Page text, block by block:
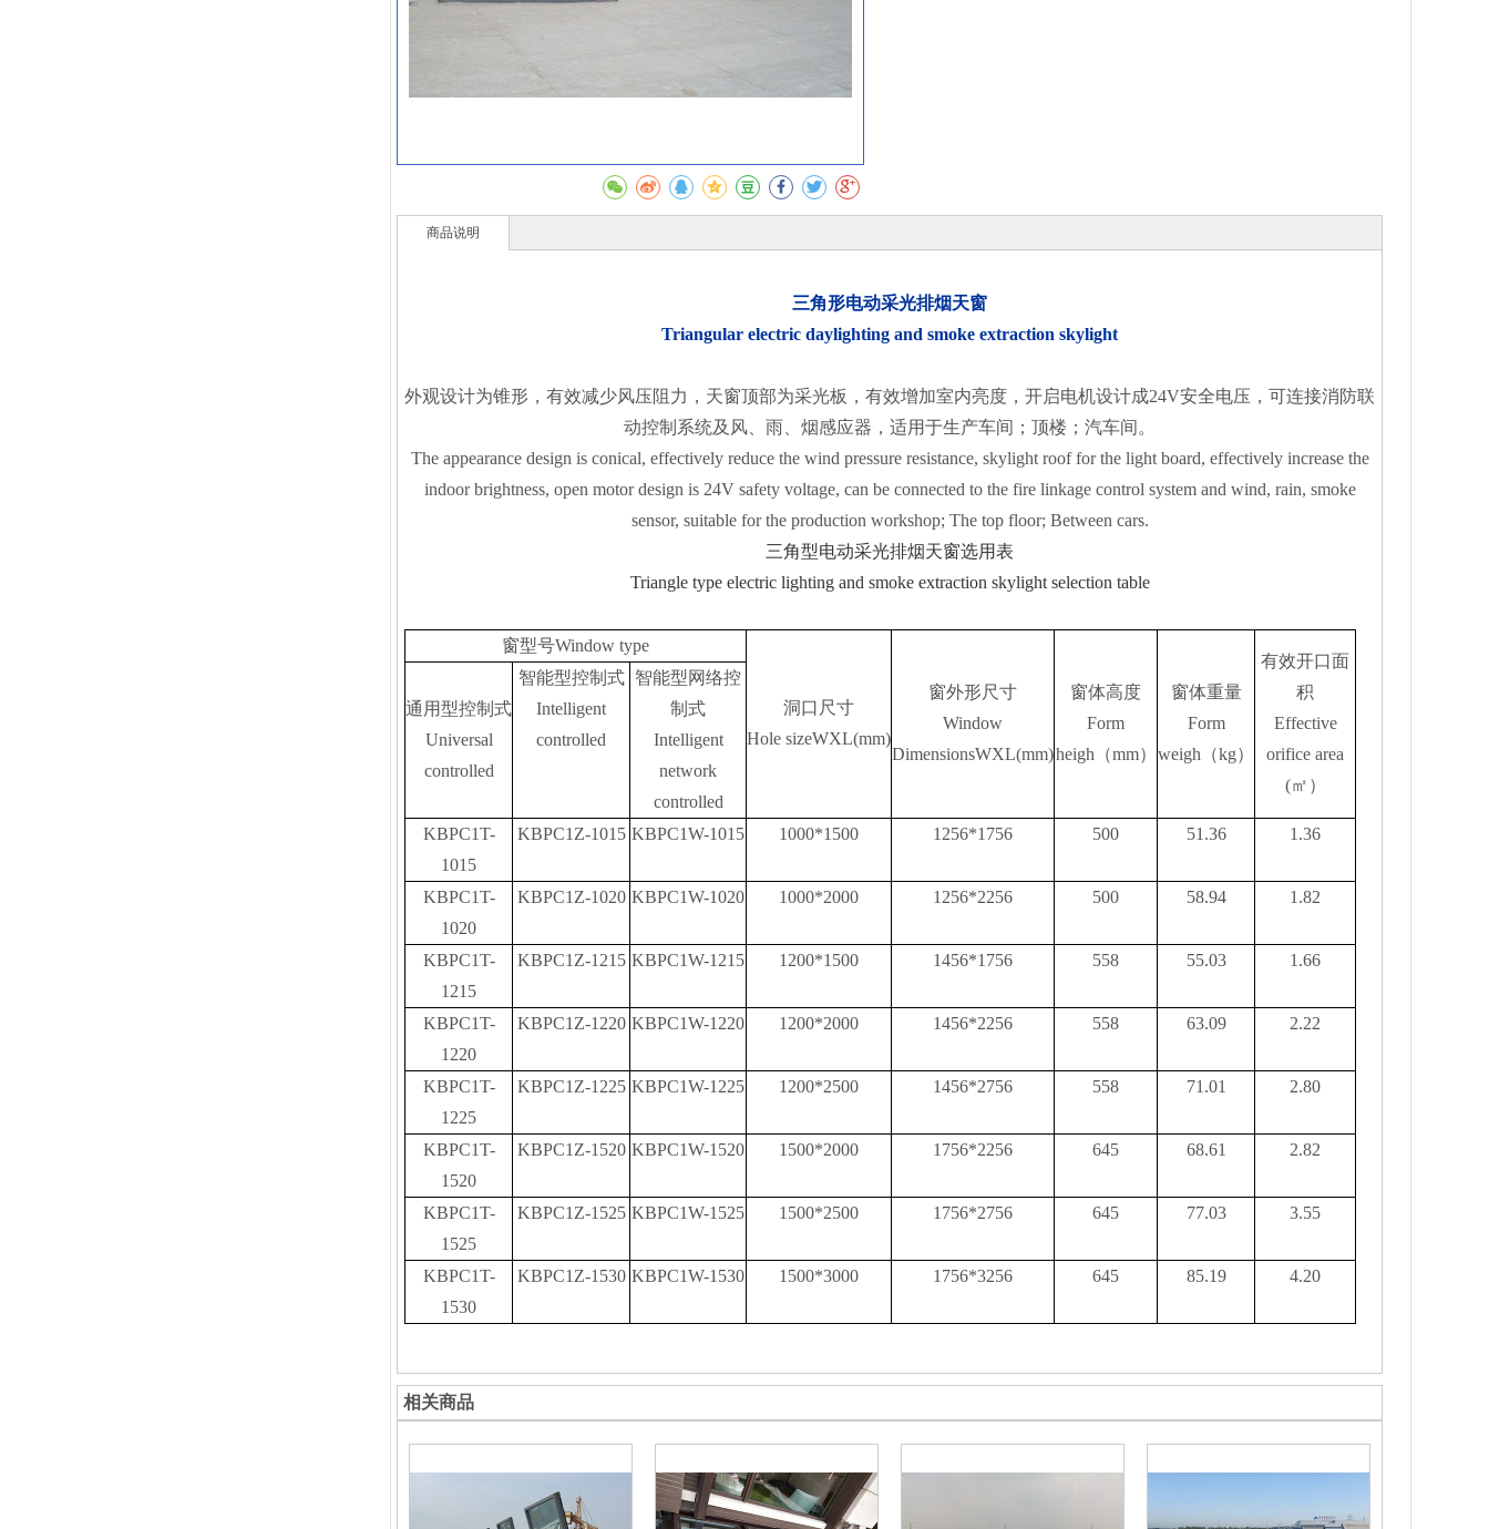
商品说明
三角形电动采光排烟天窗
Triangular electric daylighting and smoke extraction skylight
外观设计为锥形，有效减少风压阻力，天窗顶部为采光板，有效增加室内亮度，开启电机设计成24V安全电压，可连接消防联
动控制系统及风、雨、烟感应器，适用于生产车间；顶楼；汽车间。
The appearance design is conical, effectively reduce the wind pressure resistance, skylight roof for the light board, effectively increase the
indoor brightness, open motor design is 24V safety voltage, can be connected to the fire linkage control system and wind, rain, smoke
sensor, suitable for the production workshop; The top floor; Between cars.
三角型电动采光排烟天窗选用表
Triangle type electric lighting and smoke extraction skylight selection table
窗型号Window type
洞口尺寸
Hole sizeWXL(mm)
窗外形尺寸
Window
DimensionsWXL(mm)
窗体高度
Form
heigh （mm）
窗体重量
Form
weigh （kg）
有效开口面
积
Effective
orifice area
(㎡）
通用型控制式
Universal
controlled
智能型控制式
Intelligent
controlled
智能型网络控
制式
Intelligent
network
controlled
KBPC1T-
1015
KBPC1Z-1015 KBPC1W-1015 1000*1500 1256*1756 500 51.36 1.36
KBPC1T-
1020
KBPC1Z-1020 KBPC1W-1020 1000*2000 1256*2256 500 58.94 1.82
KBPC1T-
1215
KBPC1Z-1215 KBPC1W-1215 1200*1500 1456*1756 558 55.03 1.66
KBPC1T-
1220
KBPC1Z-1220 KBPC1W-1220 1200*2000 1456*2256 558 63.09 2.22
KBPC1T-
1225
KBPC1Z-1225 KBPC1W-1225 1200*2500 1456*2756 558 71.01 2.80
KBPC1T-
1520
KBPC1Z-1520 KBPC1W-1520 1500*2000 1756*2256 645 68.61 2.82
KBPC1T-
1525
KBPC1Z-1525 KBPC1W-1525 1500*2500 1756*2756 645 77.03 3.55
KBPC1T-
1530
KBPC1Z-1530 KBPC1W-1530 1500*3000 1756*3256 645 85.19 4.20
相关商品